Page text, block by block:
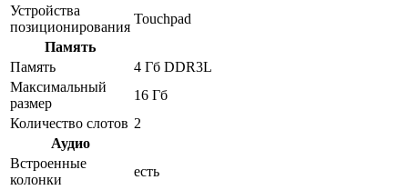
Устройства
позиционирования
Touchpad
Память
Память
4 Гб DDR3L
Максимальный
размер
16 Гб
Количество слотов 2
Аудио
Встроенные
колонки
есть